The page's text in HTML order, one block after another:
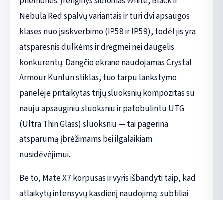
Nebula Red spalvų variantais ir turi dvi apsaugos
klases nuo įsiskverbimo (IP58 ir IP59), todėl jis yra
atsparesnis dulkėms ir drėgmei nei daugelis
konkurentų. Dangčio ekrane naudojamas Crystal
Armour Kunlun stiklas, tuo tarpu lankstymo
panelėje pritaikytas trijų sluoksnių kompozitas su
nauju apsauginiu sluoksniu ir patobulintu UTG
(Ultra Thin Glass) sluoksniu — tai pagerina
atsparumą įbrėžimams bei ilgalaikiam
nusidėvėjimui.
Be to, Mate X7 korpusas ir vyris išbandyti taip, kad
atlaikytų intensyvų kasdienį naudojimą: subtiliai